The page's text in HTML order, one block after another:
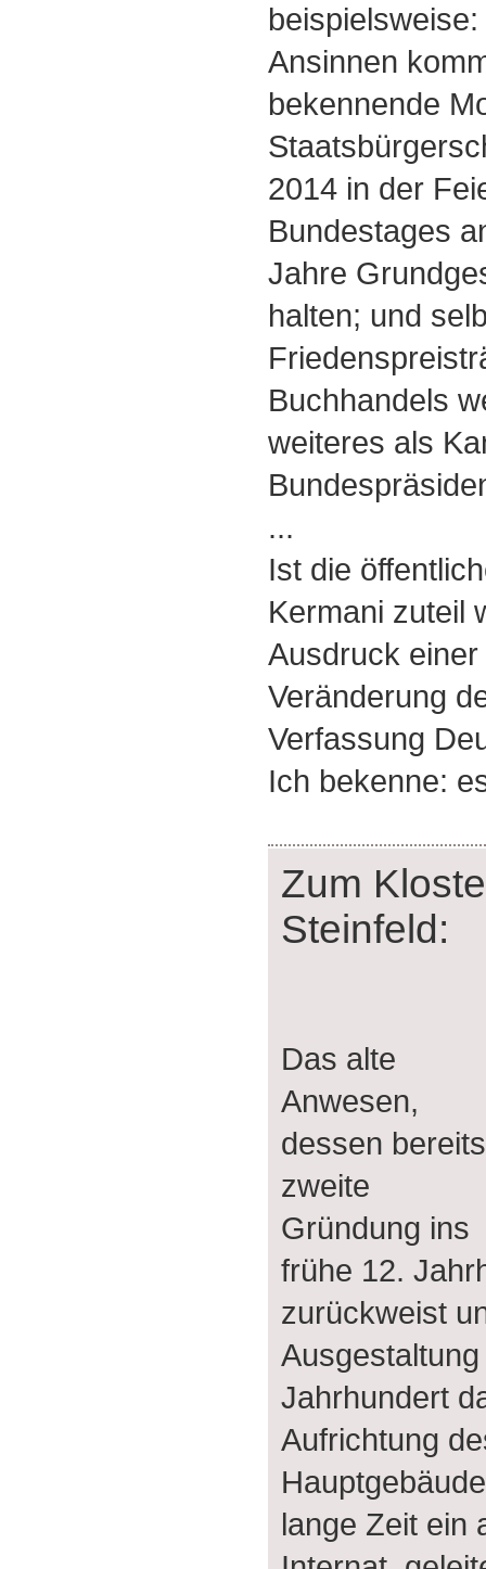
Ansinnen
bekennende
2014 in der
Bundestages
Jahre
halten; und
Buchhandels
weiteres als
...
Ist die
Kermani zuteil
Ausdruck
Veränderung
Verfassung
Ich bekenne:
Zum
Steinfeld:
Das alte
Anwesen,
dessen bereits
zweite
Gründung ins
frühe 12.
zurückweist
Jahrhundert
Aufrichtung
lange Zeit ein